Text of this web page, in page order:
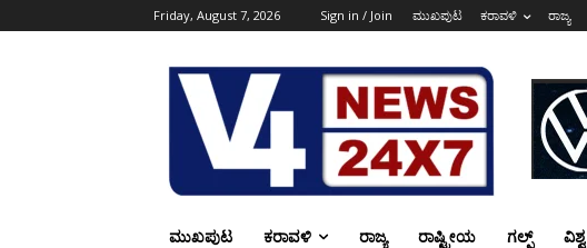
Friday, August 7, 2026 Sign in / Join ಮುಖಪುಟ ಕರಾವಳಿ ರಾಜ್ಯ
ಮುಖಪುಟ ಕರಾವಳಿ ರಾಜ್ಯ ರಾಷ್ಟ್ರೀಯ ಗಲ್ಫ್ ವಿಶ್ವ